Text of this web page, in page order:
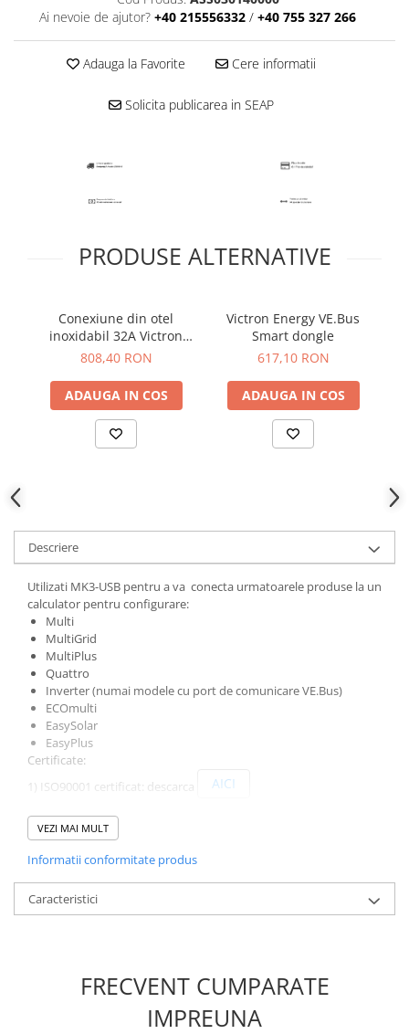
Panouri fotovoltaice
Statii de incarcare
Cleme structura sigle/speed Rail
Structura Dome
Structura BasicRail
Ai nevoie de ajutor? +40 215556332 / +40 755 327 266
Adauga la Favorite Cere informatii
Solicita publicarea in SEAP
PRODUSE ALTERNATIVE
Conexiune din otel
inoxidabil 32A Victron
Energy Power Inlet
808,40 RON
ADAUGA IN COS
Victron Energy VE.Bus
Smart dongle
617,10 RON
ADAUGA IN COS
Descriere
Utilizati MK3-USB pentru a va conecta urmatoarele produse la un
calculator pentru configurare:
Multi
MultiGrid
MultiPlus
Quattro
Inverter (numai modele cu port de comunicare VE.Bus)
ECOmulti
EasySolar
EasyPlus
Certificate:
1) ISO90001 certificat: descarca
AICI
2) Declaratie de conformitate: descarca
VEZI MAI MULT
Informatii conformitate produs
Caracteristici
FRECVENT CUMPARATE
IMPREUNA